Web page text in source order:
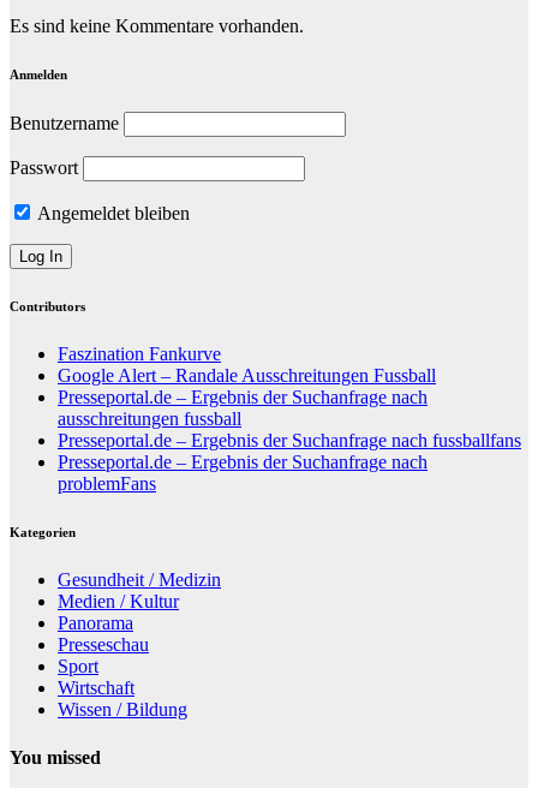
Es sind keine Kommentare vorhanden.
Anmelden
Benutzername
Passwort
Angemeldet bleiben
Contributors
Faszination Fankurve
Google Alert – Randale Ausschreitungen Fussball
Presseportal.de – Ergebnis der Suchanfrage nach
ausschreitungen fussball
Presseportal.de – Ergebnis der Suchanfrage nach fussballfans
Presseportal.de – Ergebnis der Suchanfrage nach
problemFans
Kategorien
Gesundheit / Medizin
Medien / Kultur
Panorama
Presseschau
Sport
Wirtschaft
Wissen / Bildung
You missed